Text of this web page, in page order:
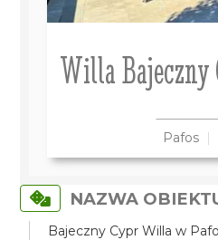
Willa Bajeczny
Pafos
NAZWA
Bajeczny Cypr Willa w